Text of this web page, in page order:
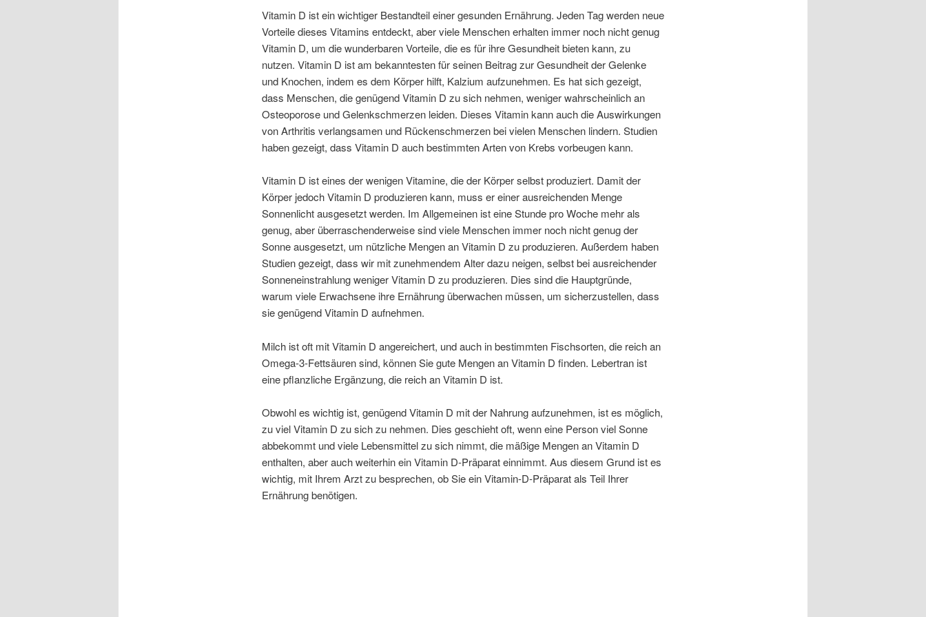
Vitamin D ist ein wichtiger Bestandteil einer gesunden Ernährung. Jeden Tag werden neue
Vorteile dieses Vitamins entdeckt, aber viele Menschen erhalten immer noch nicht genug
Vitamin D, um die wunderbaren Vorteile, die es für ihre Gesundheit bieten kann, zu
nutzen. Vitamin D ist am bekanntesten für seinen Beitrag zur Gesundheit der Gelenke
und Knochen, indem es dem Körper hilft, Kalzium aufzunehmen. Es hat sich gezeigt,
dass Menschen, die genügend Vitamin D zu sich nehmen, weniger wahrscheinlich an
Osteoporose und Gelenkschmerzen leiden. Dieses Vitamin kann auch die Auswirkungen
von Arthritis verlangsamen und Rückenschmerzen bei vielen Menschen lindern. Studien
haben gezeigt, dass Vitamin D auch bestimmten Arten von Krebs vorbeugen kann.
Vitamin D ist eines der wenigen Vitamine, die der Körper selbst produziert. Damit der
Körper jedoch Vitamin D produzieren kann, muss er einer ausreichenden Menge
Sonnenlicht ausgesetzt werden. Im Allgemeinen ist eine Stunde pro Woche mehr als
genug, aber überraschenderweise sind viele Menschen immer noch nicht genug der
Sonne ausgesetzt, um nützliche Mengen an Vitamin D zu produzieren. Außerdem haben
Studien gezeigt, dass wir mit zunehmendem Alter dazu neigen, selbst bei ausreichender
Sonneneinstrahlung weniger Vitamin D zu produzieren. Dies sind die Hauptgründe,
warum viele Erwachsene ihre Ernährung überwachen müssen, um sicherzustellen, dass
sie genügend Vitamin D aufnehmen.
Milch ist oft mit Vitamin D angereichert, und auch in bestimmten Fischsorten, die reich an
Omega-3-Fettsäuren sind, können Sie gute Mengen an Vitamin D finden. Lebertran ist
eine pflanzliche Ergänzung, die reich an Vitamin D ist.
Obwohl es wichtig ist, genügend Vitamin D mit der Nahrung aufzunehmen, ist es möglich,
zu viel Vitamin D zu sich zu nehmen. Dies geschieht oft, wenn eine Person viel Sonne
abbekommt und viele Lebensmittel zu sich nimmt, die mäßige Mengen an Vitamin D
enthalten, aber auch weiterhin ein Vitamin D-Präparat einnimmt. Aus diesem Grund ist es
wichtig, mit Ihrem Arzt zu besprechen, ob Sie ein Vitamin-D-Präparat als Teil Ihrer
Ernährung benötigen.